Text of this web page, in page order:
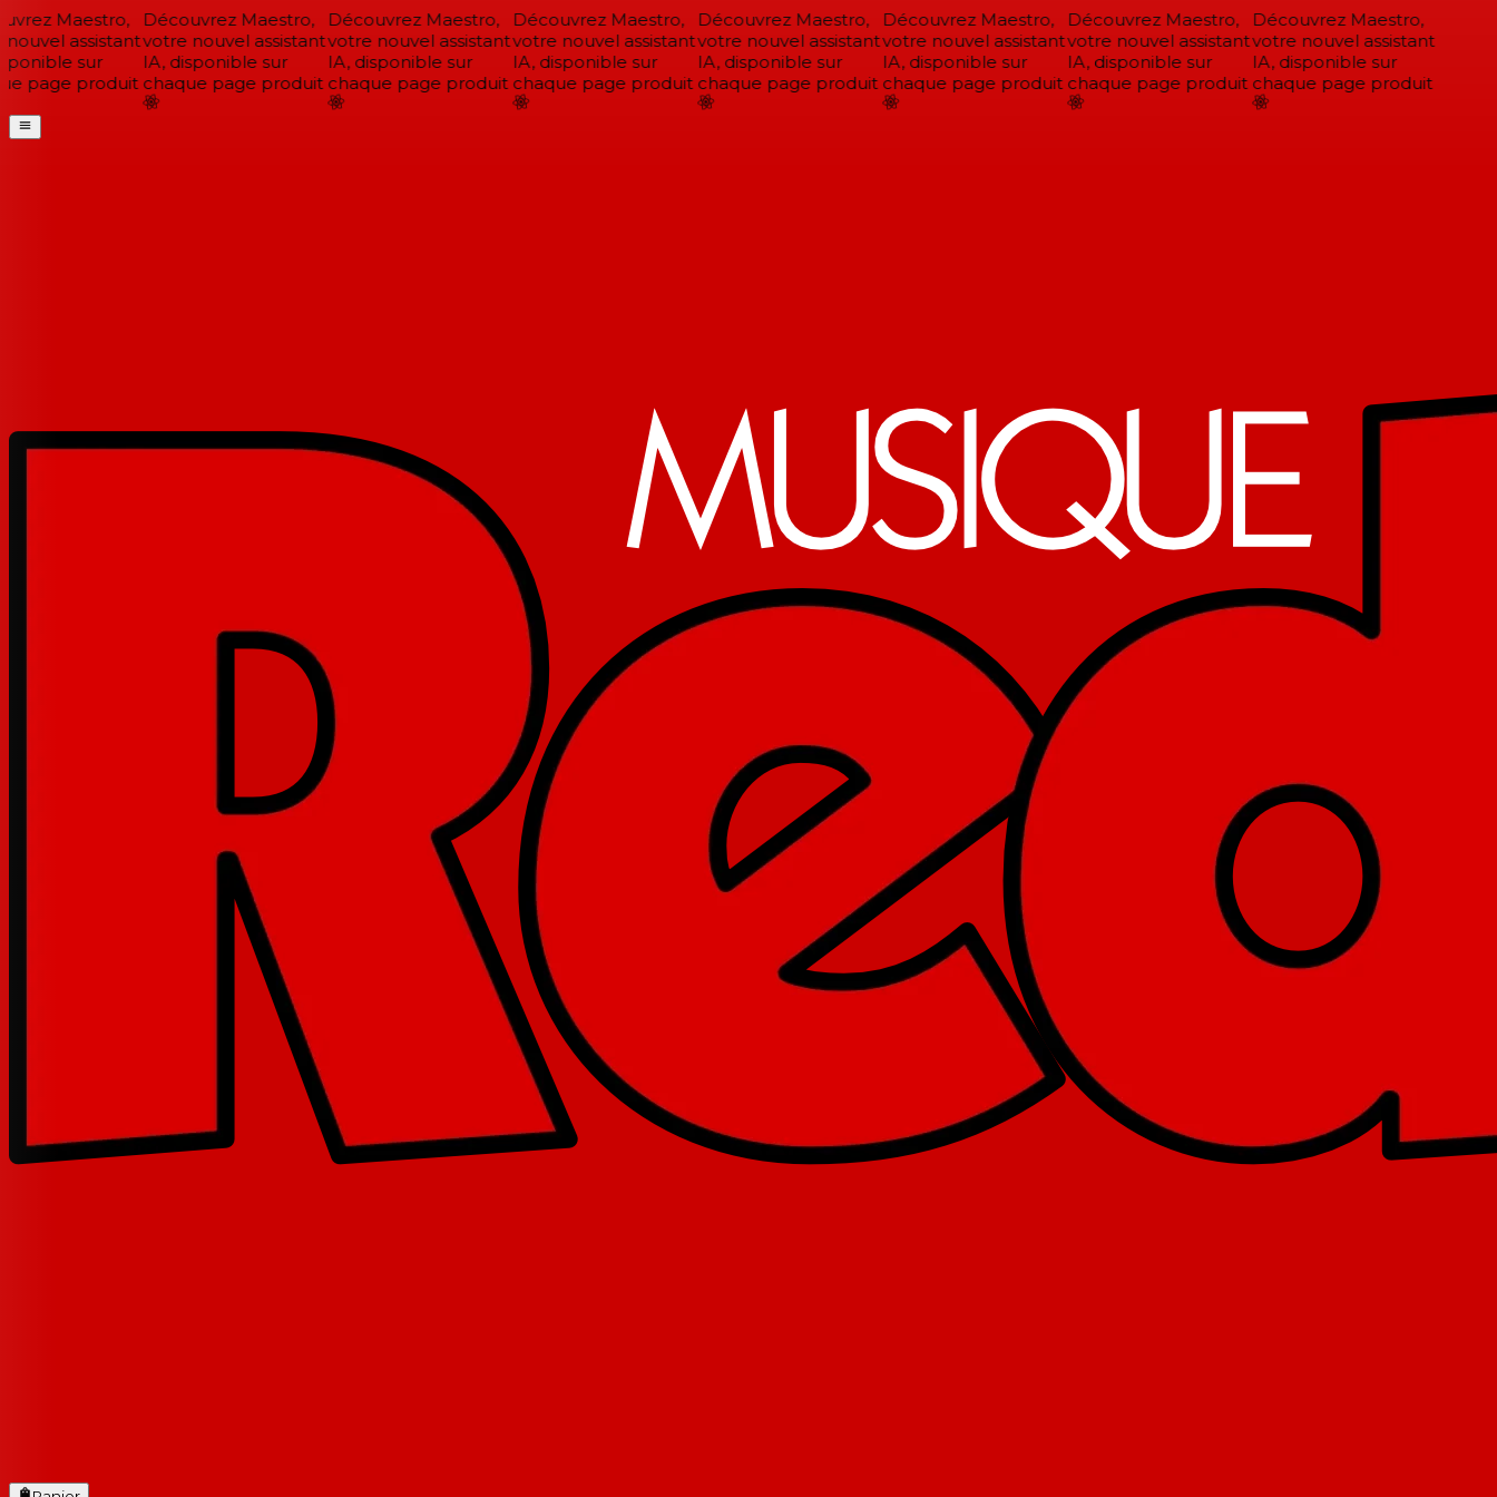
Maestro,
assistant
sur
page produit
Découvrez Maestro,
votre nouvel assistant
IA, disponible sur
chaque page produit
Découvrez Maestro,
votre nouvel assistant
IA, disponible sur
chaque page produit
Découvrez Maestro,
votre nouvel assistant
IA, disponible sur
chaque page produit
Découvrez Maestro,
votre nouvel assistant
IA, disponible sur
chaque page produit
Découvrez Maestro,
votre nouvel assistant
IA, disponible sur
chaque page produit
Découvrez Maestro,
votre nouvel assistant
IA, disponible sur
chaque page produit
Découvrez Maestro,
votre nouvel assistant
IA, disponible sur
chaque page produit